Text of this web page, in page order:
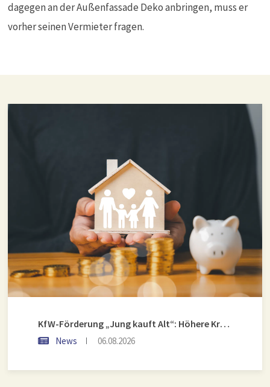
dagegen an der Außenfassade Deko anbringen, muss er
vorher seinen Vermieter fragen.
KfW-Förderung „Jung kauft Alt“: Höhere Kredite ab August 2026
News 06.08.2026